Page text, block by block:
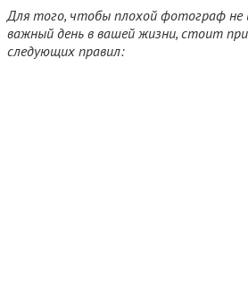
Для того, чтобы плохой фотограф не
важный день в вашей жизни, стоит
следующих правил: